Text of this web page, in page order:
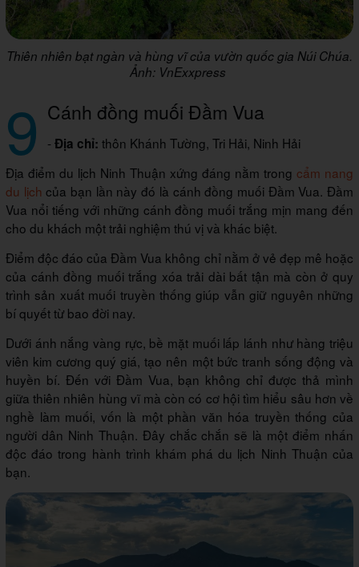
Thiên nhiên bạt ngàn và hùng vĩ của vườn quốc gia Núi Chúa.
Ảnh: VnExxpress
9 Cánh đồng muối Đầm Vua
- Địa chỉ: thôn Khánh Tường, Tri Hải, Ninh Hải
Địa điểm du lịch Ninh Thuận xứng đáng nằm trong cẩm nang
du lịch của bạn lần này đó là cánh đồng muối Đầm Vua. Đầm
Vua nổi tiếng với những cánh đồng muối trắng mịn mang đến
cho du khách một trải nghiệm thú vị và khác biệt.
Điểm độc đáo của Đầm Vua không chỉ nằm ở vẻ đẹp mê hoặc
của cánh đồng muối trắng xóa trải dài bất tận mà còn ở quy
trình sản xuất muối truyền thống giúp vẫn giữ nguyên những
bí quyết từ bao đời nay.
Dưới ánh nắng vàng rực, bề mặt muối lấp lánh như hàng triệu
viên kim cương quý giá, tạo nên một bức tranh sống động và
huyền bí. Đến với Đầm Vua, bạn không chỉ được thả mình
giữa thiên nhiên hùng vĩ mà còn có cơ hội tìm hiểu sâu hơn về
nghề làm muối, vốn là một phần văn hóa truyền thống của
người dân Ninh Thuận. Đây chắc chắn sẽ là một điểm nhấn
độc đáo trong hành trình khám phá du lịch Ninh Thuận của
bạn.